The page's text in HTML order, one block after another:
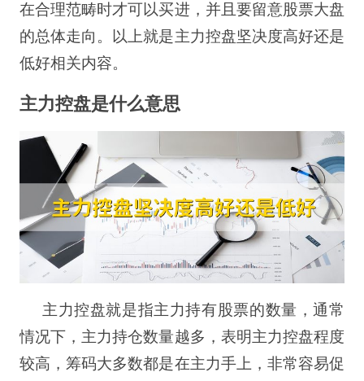
在合理范畴时才可以买进，并且要留意股票大盘
的总体走向。以上就是主力控盘坚决度高好还是
低好相关内容。
主力控盘是什么意思
主力控盘就是指主力持有股票的数量，通常
情况下，主力持仓数量越多，表明主力控盘程度
较高，筹码大多数都是在主力手上，非常容易促